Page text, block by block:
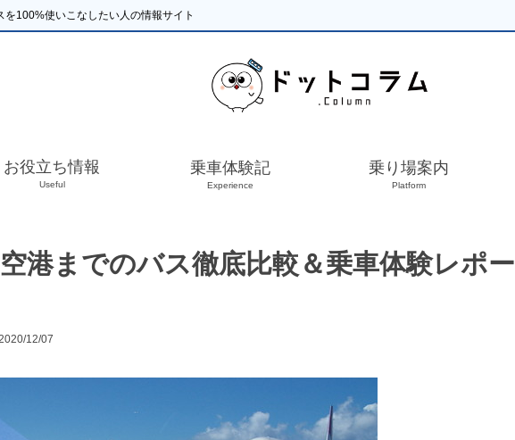
を100%使いこなしたい人の情報サイト
お役立ち情報
Useful
乗車体験記
Experience
乗り場案内
Platform
港までのバス徹底比較＆乗車体験レポー
12/07